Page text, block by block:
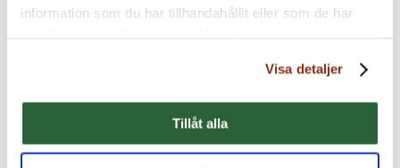
information som du har tillhandahållit eller som de har
Visa detaljer
Tillåt alla
företagshemligheter, på uppdragslistan. Att få
företaget som det stora väletablerade, och
träffa så många nytänkande människor är så
Om